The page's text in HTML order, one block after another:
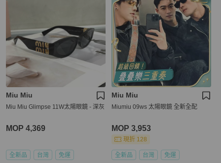
Miu Miu
Miu Miu Glimpse 11W太陽眼鏡 - 深灰
MOP 4,369
全新品 台灣 免運
Miu Miu
Miumiu 09ws 太陽眼鏡 全新全配
MOP 3,953
現折 128
全新品 台灣 免運